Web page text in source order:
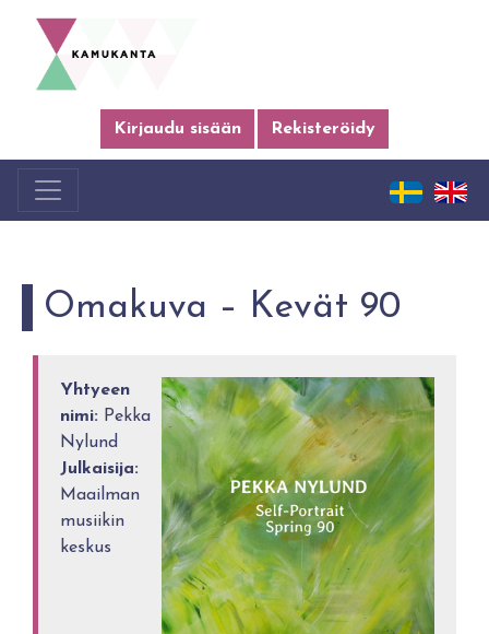
Kirjaudu sisään Rekisteröidy
Omakuva – Kevät 90
Yhtyeen
nimi: Pekka
Nylund
Julkaisija:
Maailman
musiikin
keskus